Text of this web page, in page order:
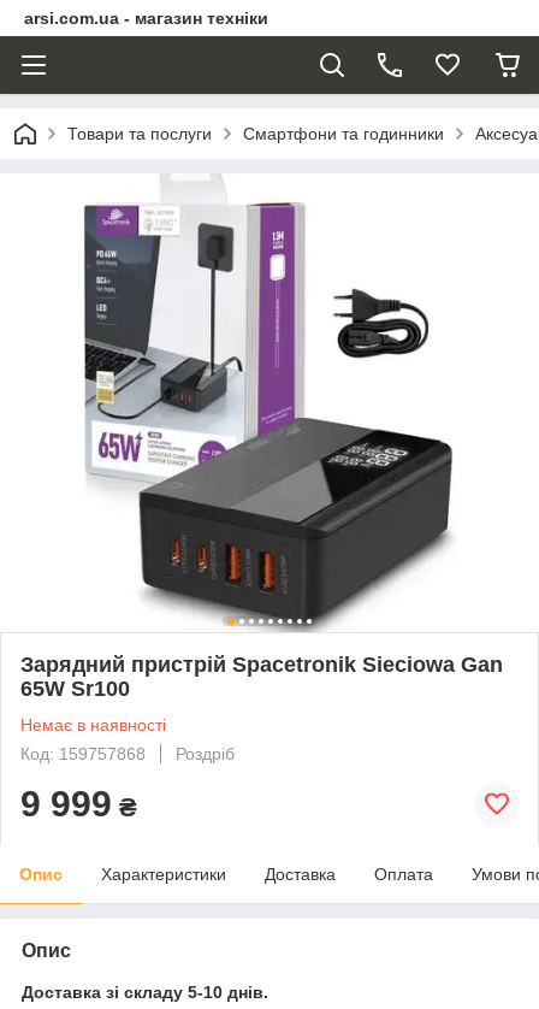
arsi.com.ua - магазин техніки
Товари та послуги Смартфони та годинники
Зарядний пристрій Spacetronik Sieciowa Gan
65W Sr100
Немає в наявності
Код: 159757868
Роздріб
9 999 ₴
Опис Характеристики Доставка Оплата Умови
Опис
Доставка зі складу 5-10 днів.